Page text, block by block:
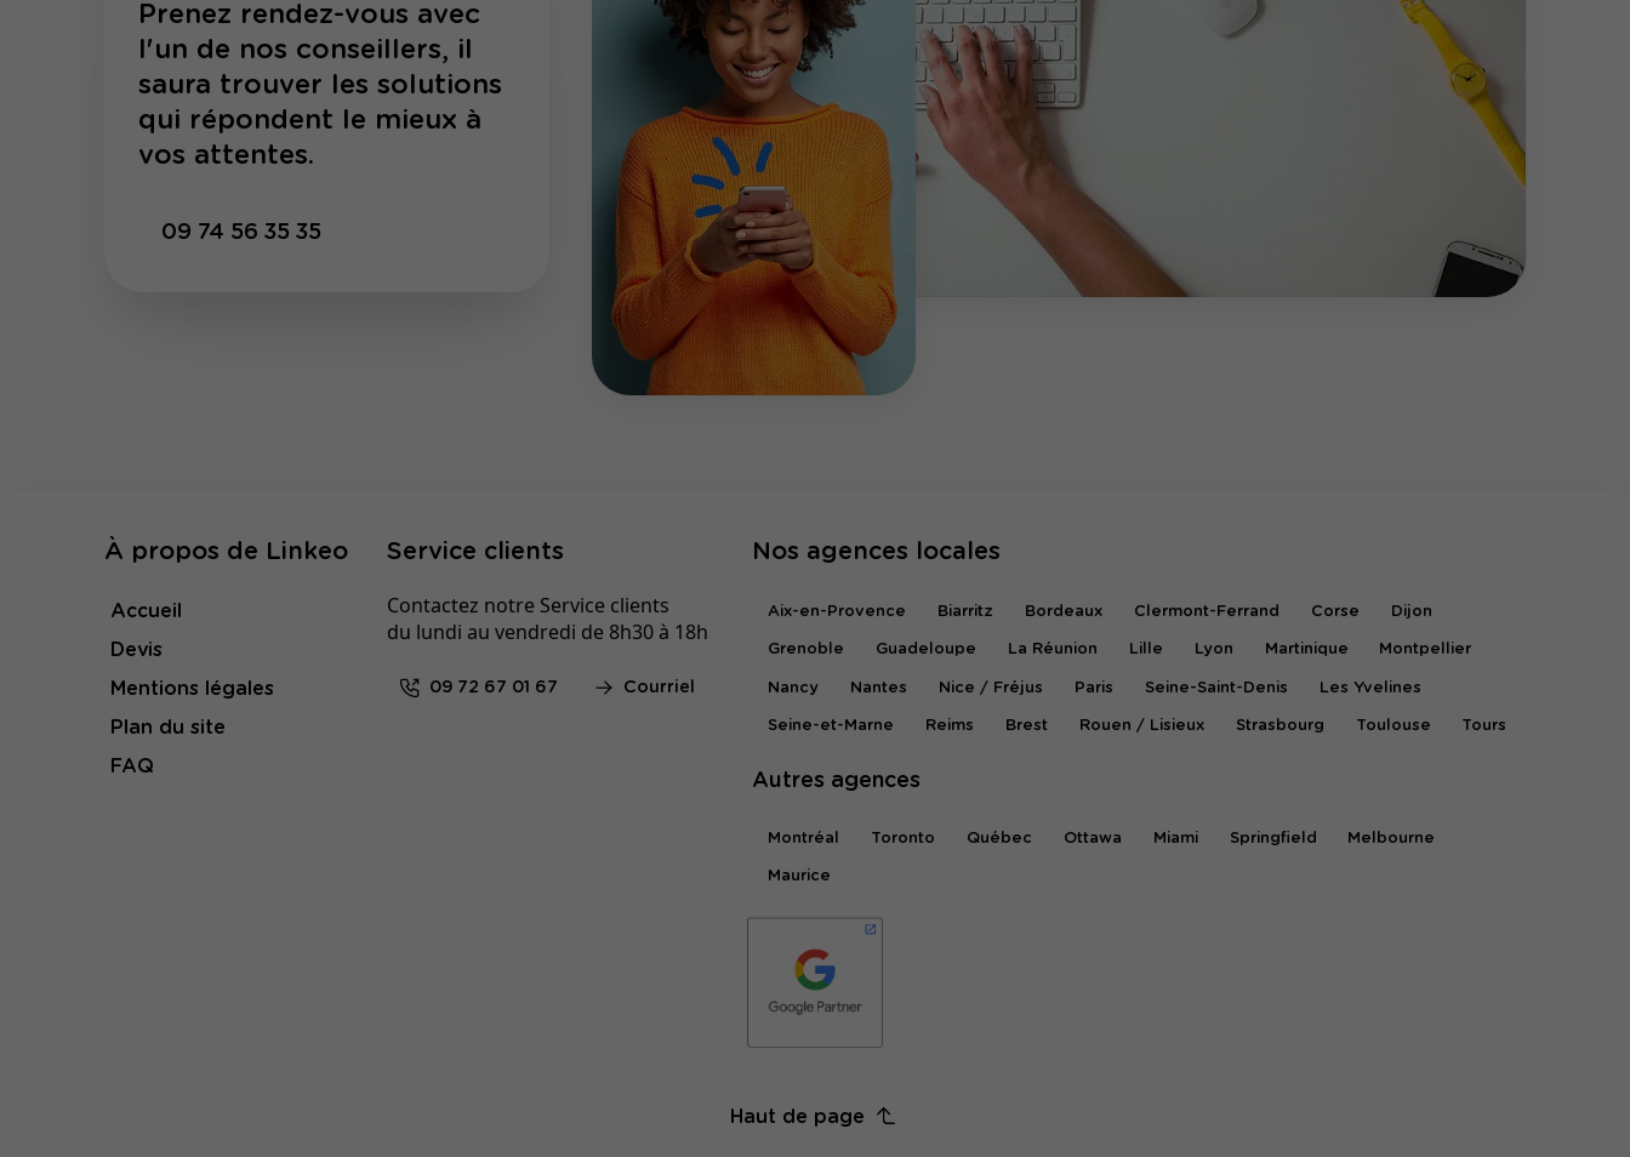
Prenez rendez-vous avec
l'un de nos conseillers, il
saura trouver les solutions
qui répondent le mieux à
vos attentes.
09 74 56 35 35
À propos de Linkeo
Accueil
Devis
Mentions légales
Plan du site
FAQ
Service clients
Contactez notre Service clients
du lundi au vendredi de 8h30 à 18h
09 72 67 01 67 Courriel
Nos agences locales
Aix-en-Provence Biarritz Bordeaux Clermont-Ferrand Corse Dijon
Grenoble Guadeloupe La Réunion Lille Lyon Martinique Montpellier
Nancy Nantes Nice / Fréjus Paris Seine-Saint-Denis Les Yvelines
Seine-et-Marne Reims Brest Rouen / Lisieux Strasbourg Toulouse Tours
Autres agences
Montréal Toronto Québec Ottawa Miami Springfield Melbourne
Maurice
Haut de page